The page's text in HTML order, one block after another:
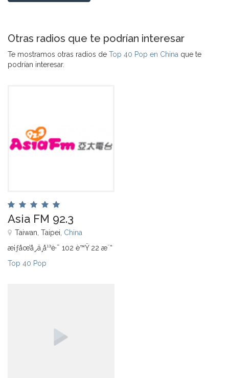
Otras radios que te podrían interesar
Te mostramos otras radios de Top 40 Pop en China que te
podrían interesar.
Asia FM 92.3
Taiwan, Taipei, China
æ¡ƒåœ’å¸‚ä¸­å¹³è·¯ 102 è™Ÿ 22 æ¨“
Top 40 Pop